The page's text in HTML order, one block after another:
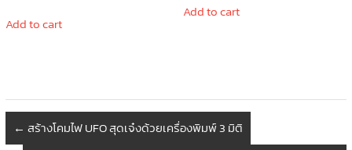
Add to cart
Add to cart
← สร้างโคมไฟ UFO สุดเจ๋งด้วยเครื่องพิมพ์ 3 มิติ